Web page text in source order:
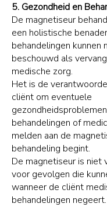
5. Gezondheid en
De magnetiseur
een holistische
behandelingen kunnen
beschouwd als
medische zorg.
Het is de
cliënt om eventuele
behandelingen of
melden aan de
behandeling begint.
De magnetiseur is
voor gevolgen die
wanneer de cliënt
behandelingen negeert.